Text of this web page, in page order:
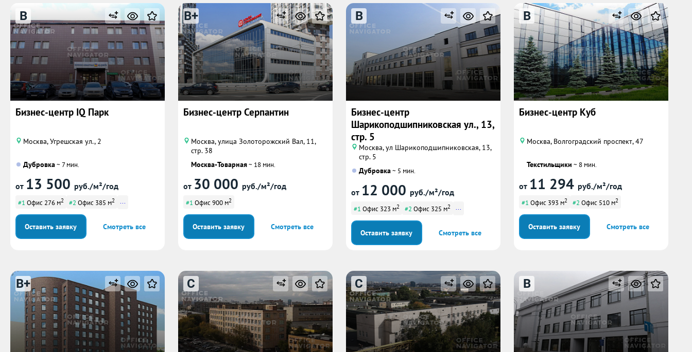
B
Бизнес-центр IQ Парк
Москва, Угрешская ул., 2
Дубровка~ 7 мин.
от 13 500 руб./м²/год
#1 Офис 276 м2 #2 Офис 385 м2 ...
Оставить заявку Смотреть все
B+
Бизнес-центр Серпантин
Москва, улица Золоторожский Вал, 11,
стр. 38
Москва-Товарная~ 18 мин.
от 30 000 руб./м²/год
#1 Офис 900 м2
Оставить заявку Смотреть все
B
Бизнес-центр
Шарикоподшипниковская ул., 13,
стр. 5
Москва, ул Шарикоподшипниковская, 13,
стр. 5
Дубровка~ 5 мин.
от 12 000 руб./м²/год
#1 Офис 323 м2 #2 Офис 325 м2 ...
Оставить заявку Смотреть все
B
Бизнес-центр Куб
Москва, Волгоградский проспект, 47
Текстильщики ~ 8 мин.
от 11 294 руб./м²/год
#1 Офис 393 м2 #2 Офис 510 м2
Оставить заявку Смотреть все
B+ C C B